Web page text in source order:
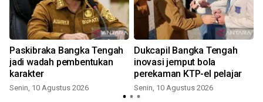
Paskibraka Bangka Tengah
jadi wadah pembentukan
karakter
Senin, 10 Agustus 2026
Dukcapil Bangka Tengah
inovasi jemput bola
perekaman KTP-el pelajar
Senin, 10 Agustus 2026